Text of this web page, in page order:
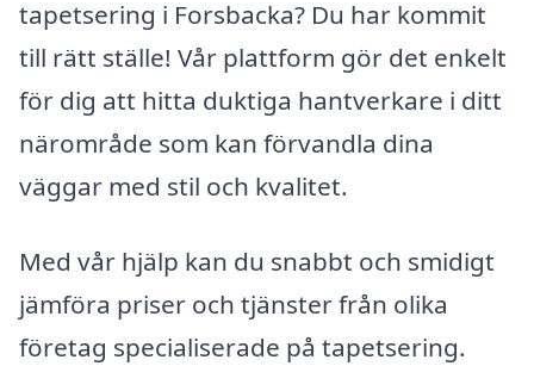
tapetsering i Forsbacka? Du har kommit
till rätt ställe! Vår plattform gör det enkelt
för dig att hitta duktiga hantverkare i ditt
närområde som kan förvandla dina
väggar med stil och kvalitet.
Med vår hjälp kan du snabbt och smidigt
jämföra priser och tjänster från olika
företag specialiserade på tapetsering.